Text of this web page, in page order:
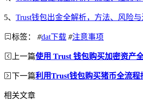
5、 Trust钱包出金全解析，方法、风险
标签： #dat下载 #注意事项
上一篇使用 Trust 钱包购买加密资产
下一篇利用Trust钱包购买猪币全流程
相关文章